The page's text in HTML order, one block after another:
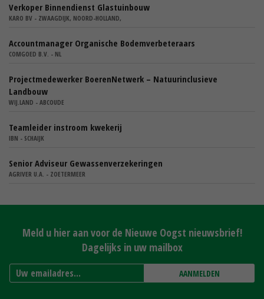
Verkoper Binnendienst Glastuinbouw
KARO BV - ZWAAGDIJK, NOORD-HOLLAND,
Accountmanager Organische Bodemverbeteraars
COMGOED B.V. - NL
Projectmedewerker BoerenNetwerk – Natuurinclusieve
Landbouw
WIJ.LAND - ABCOUDE
Teamleider instroom kwekerij
IBN - SCHAIJK
Senior Adviseur Gewassenverzekeringen
AGRIVER U.A. - ZOETERMEER
Meld u hier aan voor de Nieuwe Oogst nieuwsbrief!
Dagelijks in uw mailbox
AANMELDEN